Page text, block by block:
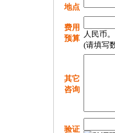
地点
费用
预算 人民币。
(请填写
其它
咨询
验证